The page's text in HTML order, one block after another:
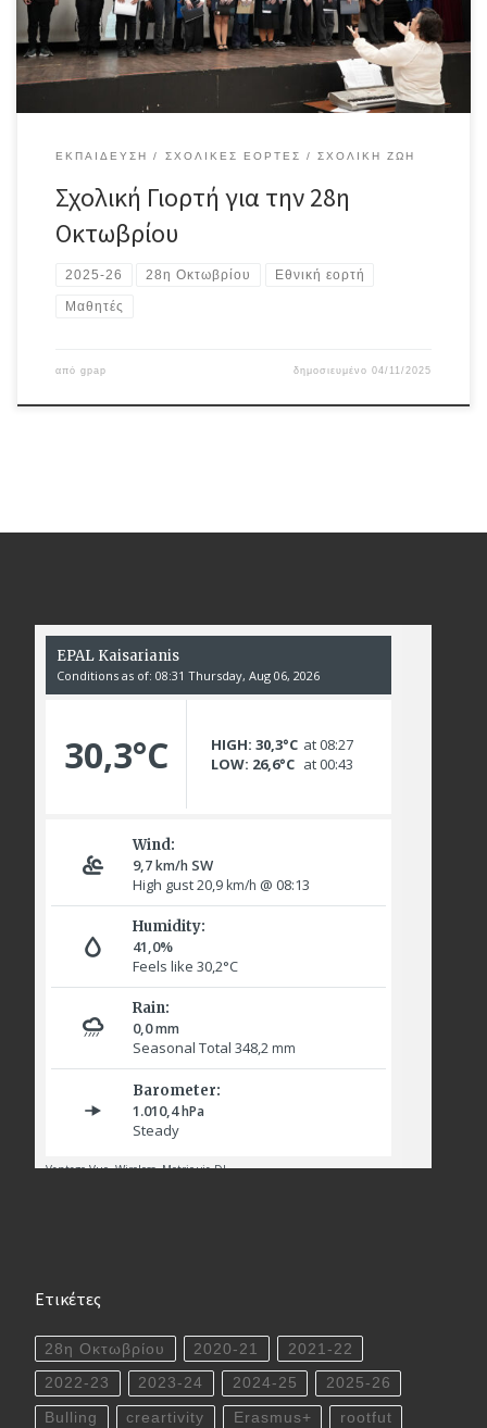
και καθηγητές/τριες αίθουσα, μαθητές, μαθήτριες και καθηγητής
του σχολείου μας με την καθοδήγηση και τον συντονισμό […]
ΕΚΠΑΊΔΕΥΣΗ ΣΧΟΛΙΚΈΣ ΕΟΡΤΈΣ ΣΧΟΛΙΚΉ ΖΩΉ
Σχολική Γιορτή για την 28η
Οκτωβρίου
2025-26 28η Οκτωβρίου Εθνική εορτή
Μαθητές
από gpap δημοσιευμένο04/11/2025
Ετικέτες
28η Οκτωβρίου 2020-21 2021-22
2022-23 2023-24 2024-25 2025-26
Bulling creartivity Erasmus+ rootfut